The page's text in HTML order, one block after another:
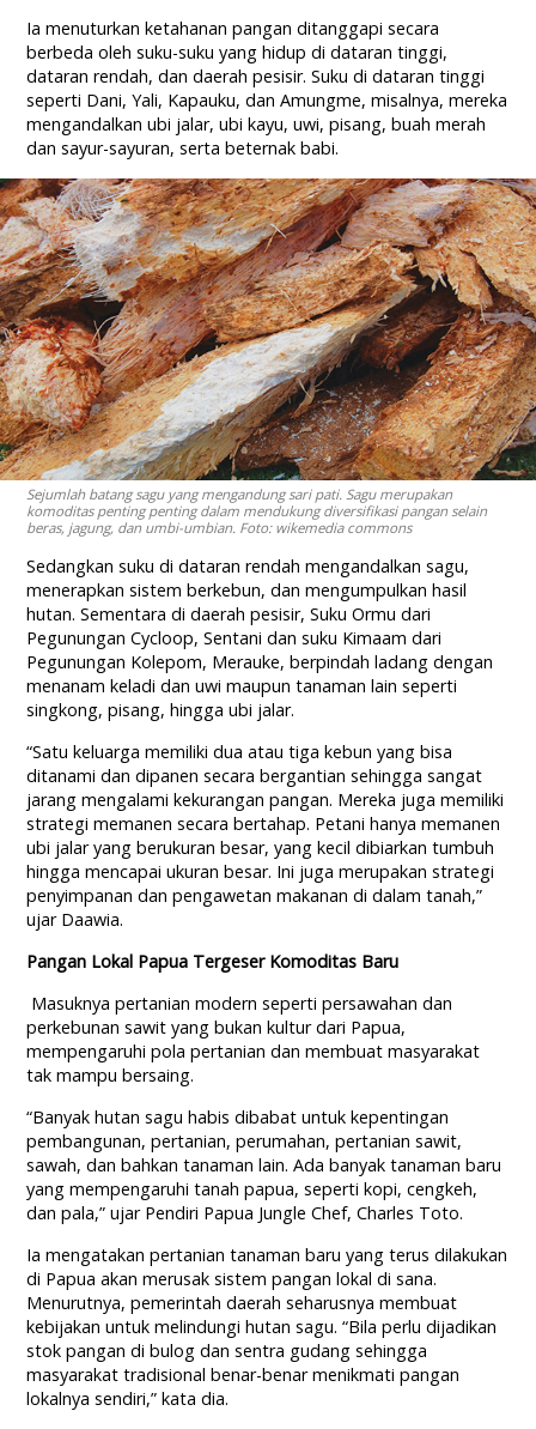
Ia menuturkan ketahanan pangan ditanggapi secara
berbeda oleh suku-suku yang hidup di dataran tinggi,
dataran rendah, dan daerah pesisir. Suku di dataran tinggi
seperti Dani, Yali, Kapauku, dan Amungme, misalnya, mereka
mengandalkan ubi jalar, ubi kayu, uwi, pisang, buah merah
dan sayur-sayuran, serta beternak babi.
Sejumlah batang sagu yang mengandung sari pati. Sagu merupakan
komoditas penting penting dalam mendukung diversifikasi pangan selain
beras, jagung, dan umbi-umbian. Foto: wikemedia commons
Sedangkan suku di dataran rendah mengandalkan sagu,
menerapkan sistem berkebun, dan mengumpulkan hasil
hutan. Sementara di daerah pesisir, Suku Ormu dari
Pegunungan Cycloop, Sentani dan suku Kimaam dari
Pegunungan Kolepom, Merauke, berpindah ladang dengan
menanam keladi dan uwi maupun tanaman lain seperti
singkong, pisang, hingga ubi jalar.
“Satu keluarga memiliki dua atau tiga kebun yang bisa
ditanami dan dipanen secara bergantian sehingga sangat
jarang mengalami kekurangan pangan. Mereka juga memiliki
strategi memanen secara bertahap. Petani hanya memanen
ubi jalar yang berukuran besar, yang kecil dibiarkan tumbuh
hingga mencapai ukuran besar. Ini juga merupakan strategi
penyimpanan dan pengawetan makanan di dalam tanah,”
ujar Daawia.
Pangan Lokal Papua Tergeser Komoditas Baru
Masuknya pertanian modern seperti persawahan dan
perkebunan sawit yang bukan kultur dari Papua,
mempengaruhi pola pertanian dan membuat masyarakat
tak mampu bersaing.
“Banyak hutan sagu habis dibabat untuk kepentingan
pembangunan, pertanian, perumahan, pertanian sawit,
sawah, dan bahkan tanaman lain. Ada banyak tanaman baru
yang mempengaruhi tanah papua, seperti kopi, cengkeh,
dan pala,” ujar Pendiri Papua Jungle Chef, Charles Toto.
Ia mengatakan pertanian tanaman baru yang terus dilakukan
di Papua akan merusak sistem pangan lokal di sana.
Menurutnya, pemerintah daerah seharusnya membuat
kebijakan untuk melindungi hutan sagu. “Bila perlu dijadikan
stok pangan di bulog dan sentra gudang sehingga
masyarakat tradisional benar-benar menikmati pangan
lokalnya sendiri,” kata dia.